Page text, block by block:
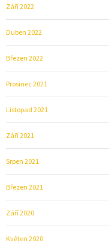
Září 2022
Duben 2022
Březen 2022
Prosinec 2021
Listopad 2021
Září 2021
Srpen 2021
Březen 2021
Září 2020
Květen 2020